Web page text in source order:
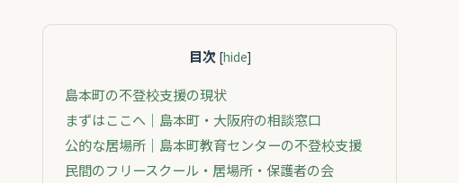
目次 [hide]
島本町の不登校支援の現状
まずはここへ｜島本町・大阪府の相談窓口
公的な居場所｜島本町教育センターの不登校支援
民間のフリースクール・居場所・保護者の会